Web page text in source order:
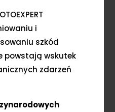
i
szkód
powstają wskutek
zdarzeń